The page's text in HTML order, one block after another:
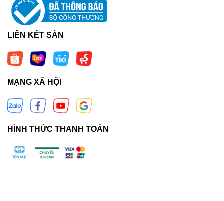
LIÊN KẾT SÀN
MẠNG XÃ HỘI
HÌNH THỨC THANH TOÁN